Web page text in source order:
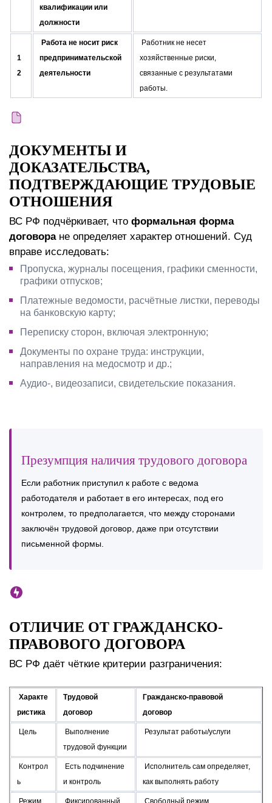
квалификации или
должности
1
2
Работа не носит риск
предпринимательской
деятельности
Работник не несет
хозяйственные риски,
связанные с результатами
работы.
ДОКУМЕНТЫ И
ДОКАЗАТЕЛЬСТВА,
ПОДТВЕРЖДАЮЩИЕ ТРУДОВЫЕ
ОТНОШЕНИЯ
ВС РФ подчёркивает, что формальная форма
договора не определяет характер отношений. Суд
вправе исследовать:
Пропуска, журналы посещения, графики сменности,
графики отпусков;
Платежные ведомости, расчётные листки, переводы
на банковскую карту;
Переписку сторон, включая электронную;
Документы по охране труда: инструкции,
направления на медосмотр и др.;
Аудио-, видеозаписи, свидетельские показания.
Презумпция наличия трудового договора
Если работник приступил к работе с ведома
работодателя и работает в его интересах, под его
контролем, то предполагается, что между сторонами
заключён трудовой договор, даже при отсутствии
письменной формы.
ОТЛИЧИЕ ОТ ГРАЖДАНСКО-
ПРАВОВОГО ДОГОВОРА
ВС РФ даёт чёткие критерии разграничения:
Характе
ристика
Трудовой
договор
Гражданско-правовой
договор
Цель
Выполнение
трудовой функции
Результат работы/услуги
Контрол
ь
Есть подчинение
и контроль
Исполнитель сам определяет,
как выполнять работу
Режим Фиксированный Свободный режим